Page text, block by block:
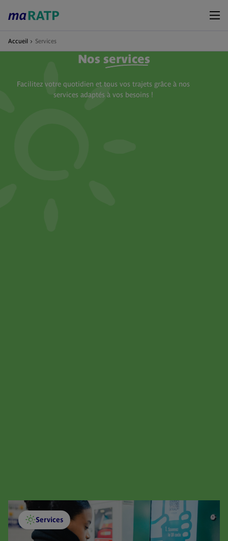
Accueil Services
Nos services
Facilitez votre quotidien et tous vos trajets grâce à nos
services adaptés à vos besoins !
Services